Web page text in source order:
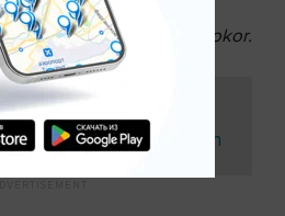
©Javlon Abdullayev, shifokor.
Ataksiya - tik tura
olmasdan chayqalib yurish